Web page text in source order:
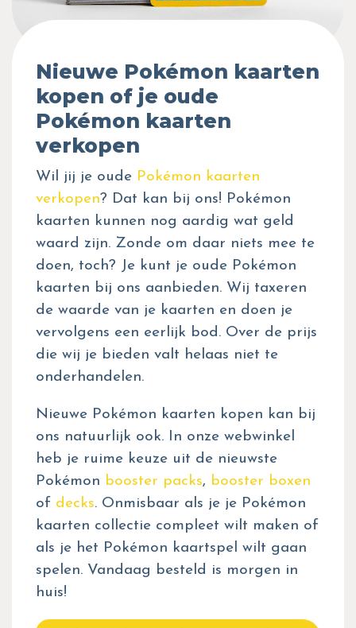
Nieuwe Pokémon kaarten
kopen of je oude
Pokémon kaarten
verkopen
Wil jij je oude Pokémon kaarten
verkopen? Dat kan bij ons! Pokémon
kaarten kunnen nog aardig wat geld
waard zijn. Zonde om daar niets mee te
doen, toch? Je kunt je oude Pokémon
kaarten bij ons aanbieden. Wij taxeren
de waarde van je kaarten en doen je
vervolgens een eerlijk bod. Over de prijs
die wij je bieden valt helaas niet te
onderhandelen.
Nieuwe Pokémon kaarten kopen kan bij
ons natuurlijk ook. In onze webwinkel
heb je ruime keuze uit de nieuwste
Pokémon booster packs, booster boxen
of decks. Onmisbaar als je je Pokémon
kaarten collectie compleet wilt maken of
als je het Pokémon kaartspel wilt gaan
spelen. Vandaag besteld is morgen in
huis!